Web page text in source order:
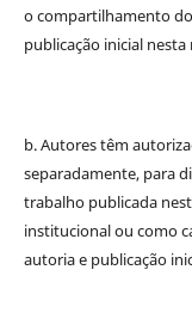
o compartilhamento
publicação inicial nesta
b. Autores têm
separadamente, para
trabalho publicada
institucional ou como
autoria e publicação